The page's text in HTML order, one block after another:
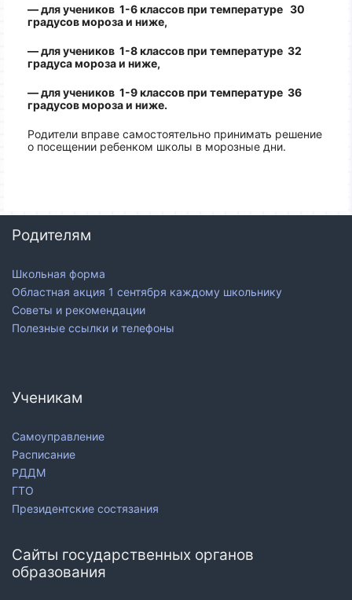
— для учеников 1-6 классов при температуре 30
градусов мороза и ниже,
— для учеников 1-8 классов при температуре 32
градуса мороза и ниже,
— для учеников 1-9 классов при температуре 36
градусов мороза и ниже.
Родители вправе самостоятельно принимать решение
о посещении ребенком школы в морозные дни.
Родителям
Школьная форма
Областная акция 1 сентября каждому школьнику
Советы и рекомендации
Полезные ссылки и телефоны
Ученикам
Самоуправление
Расписание
РДДМ
ГТО
Президентские состязания
Сайты государственных органов
образования